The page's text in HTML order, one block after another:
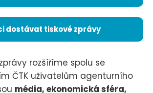
dostávat tiskové zprávy
rozšíříme spolu se
ČTK uživatelům agenturního
média, ekonomická sféra,